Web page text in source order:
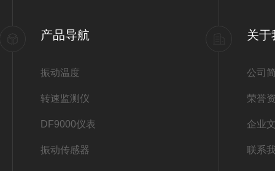
产品导航
振动温度
转速监测仪
DF9000仪表
振动传感器
关于
公司
荣誉
企业
联系